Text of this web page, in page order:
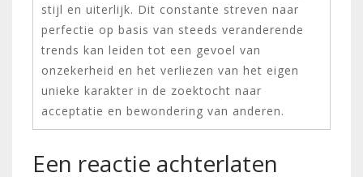
stijl en uiterlijk. Dit constante streven naar
perfectie op basis van steeds veranderende
trends kan leiden tot een gevoel van
onzekerheid en het verliezen van het eigen
unieke karakter in de zoektocht naar
acceptatie en bewondering van anderen.
Een reactie achterlaten